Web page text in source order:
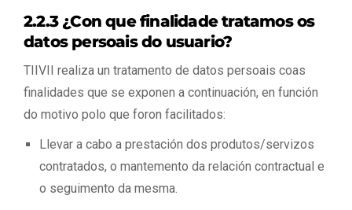
2.2.3 ¿Con que finalidade tratamos os
datos persoais do usuario?
TIIVII realiza un tratamento de datos persoais coas
finalidades que se exponen a continuación, en función
do motivo polo que foron facilitados:
Llevar a cabo a prestación dos produtos/servizos
contratados, o mantemento da relación contractual e
o seguimento da mesma.